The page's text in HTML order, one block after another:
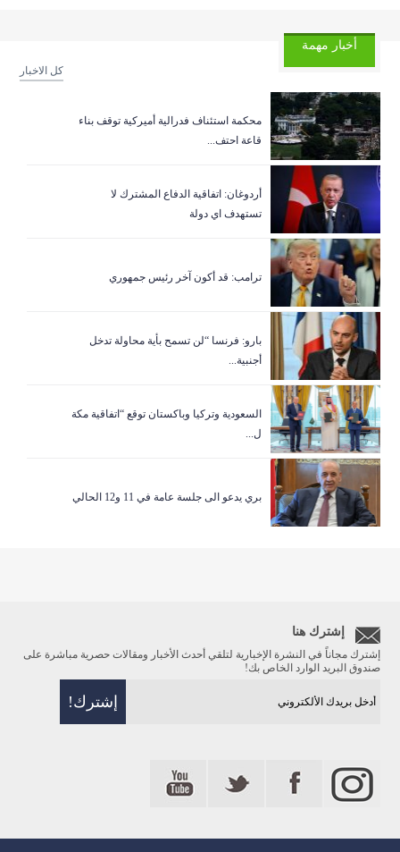
أخبار مهمة
كل الاخبار
‏محكمة استئناف فدرالية أميركية توقف بناء
قاعة احتف...
أردوغان: اتفاقية الدفاع المشترك لا
تستهدف اي دولة
ترامب: قد أكون آخر رئيس جمهوري
بارو: فرنسا “لن تسمح بأية محاولة تدخل
أجنبية...
السعودية وتركيا وباكستان توقع “اتفاقية مكة
ل...
بري يدعو الى جلسة عامة في 11 و12 الحالي
إشترك هنا
إشترك مجاناً في النشرة الإخبارية لتلقي أحدث الأخبار ومقالات حصرية مباشرة على
صندوق البريد الوارد الخاص بك!